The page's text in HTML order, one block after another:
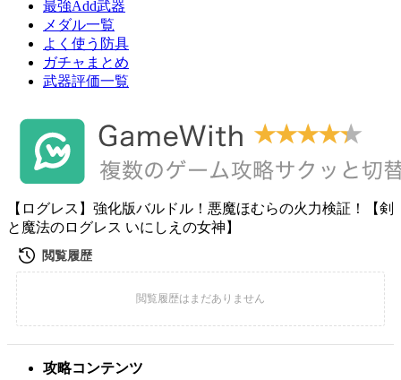
最強Add武器
メダル一覧
よく使う防具
ガチャまとめ
武器評価一覧
【ログレス】強化版バルドル！悪魔ほむらの火力検証！【剣
と魔法のログレス いにしえの女神】
攻略コンテンツ